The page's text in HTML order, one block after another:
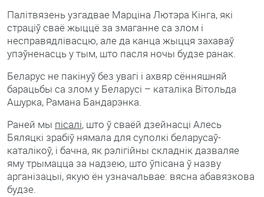
Палітвязень узгадвае Марціна Лютэра Кінга, які
страціў сваё жыццё за змаганне са злом і
несправядлівасцю, але да канца жыцця захаваў
упэўненасць у тым, што пасля ночы будзе ранак.
Беларус не пакінуў без увагі і ахвяр сённяшняй
барацьбы са злом у Беларусі – каталіка Вітольда
Ашурка, Рамана Бандарэнка.
Раней мы пісалі, што ў сваёй дзейнасці Алесь
Бяляцкі зрабіў нямала для суполкі беларусаў-
каталікоў, і бачна, як рэлігійны складнік дазваляе
яму трымацца за надзею, што ўпісана ў назву
арганізацыі, якую ён узначальвае: вясна абавязкова
будзе.